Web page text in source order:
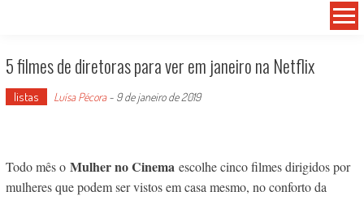
5 filmes de diretoras para ver em janeiro na Netflix
listas Luísa Pécora- 9 de janeiro de 2019
Todo mês o Mulher no Cinema escolhe cinco filmes dirigidos por
mulheres que podem ser vistos em casa mesmo, no conforto da